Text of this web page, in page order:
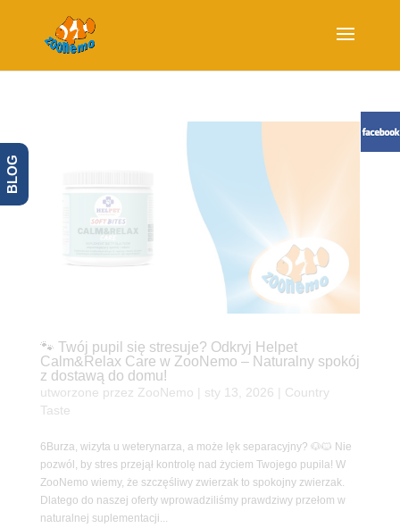
🐾 Twój pupil się stresuje? Odkryj Helpet
Calm&Relax Care w ZooNemo – Naturalny spokój
z dostawą do domu!
utworzone przez ZooNemo sty 13, 2026
Country
Taste
6Burza, wizyta u weterynarza, a może lęk separacyjny? 🐶🐱 Nie
pozwól, by stres przejął kontrolę nad życiem Twojego pupila! W
ZooNemo wiemy, że szczęśliwy zwierzak to spokojny zwierzak.
Dlatego do naszej oferty wprowadziliśmy prawdziwy przełom w
naturalnej suplementacji...
BLOG